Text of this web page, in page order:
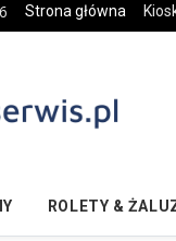
Strona główna
ROLETY &